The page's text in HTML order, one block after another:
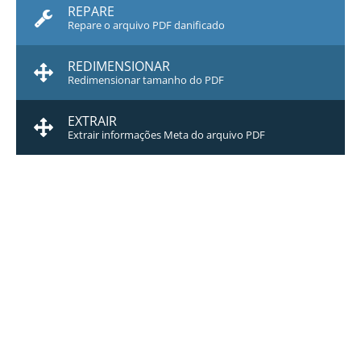
REPARE
Repare o arquivo PDF danificado
REDIMENSIONAR
Redimensionar tamanho do PDF
EXTRAIR
Extrair informações Meta do arquivo PDF